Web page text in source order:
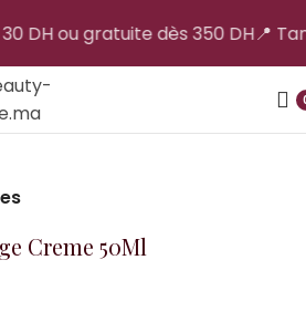
Creme 50Ml
DH ou gratuite dès 350 DH📍